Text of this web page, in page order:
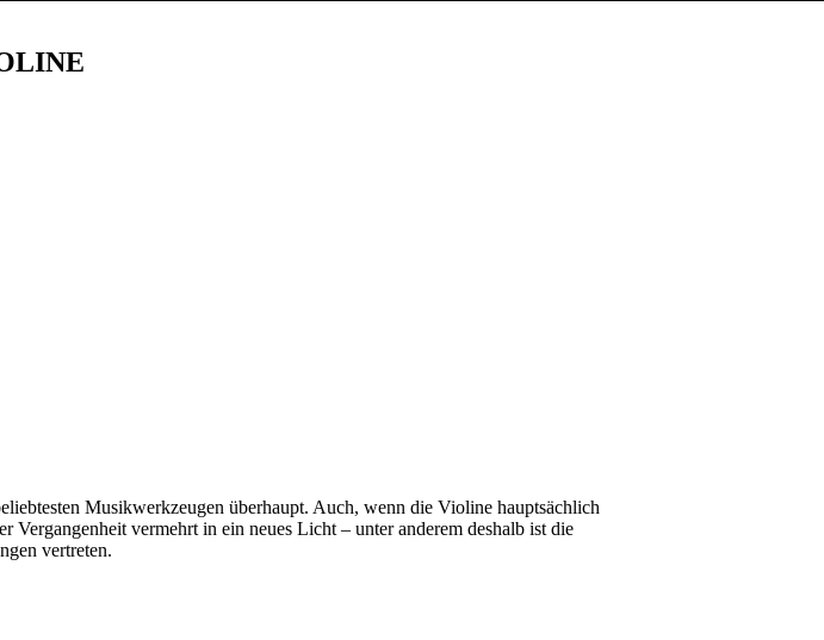
Musikwerkzeugen überhaupt. Auch, wenn die Violine hauptsächlich
vermehrt in ein neues Licht – unter anderem deshalb ist die
vertreten.